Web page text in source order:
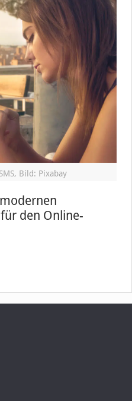
Bild: Pixabay
den Online-